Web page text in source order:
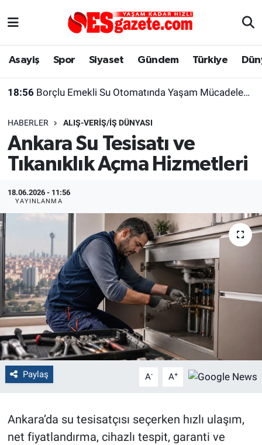
Asayiş Spor Siyaset Gündem Türkiye
18:56 Borçlu Emekli Su Otomatında Yaşam Mücadelesi Veriyor
HABERLER ALIŞ-VERIŞ/İŞ DÜNYASI
Ankara Su Tesisatı ve
Tıkanıklık Açma Hizmetleri
18.06.2026 - 11:56
YAYINLANMA
Paylaş A- A+
Ankara’da su tesisatçısı seçerken hızlı ulaşım,
net fiyatlandırma, cihazlı tespit, garanti ve
Asayiş
Gündem
Türkiye
Dünya
Sağlık
Alış-Veriş/İş dünyası
Yaşam
Eskişehirspor Arşivi
Eskişehir Arşivi
Röportaj
Ekonomi
Kültür Sanat
Politika
Bilecik
Kütahya
Gezi
Çevre
Eskişehir Nöbetçi Eczaneler
Süper Lig Puan Durumu ve Fikstür
Tüm Manşetler
Son Dakika Haberleri
Haber Arşivi